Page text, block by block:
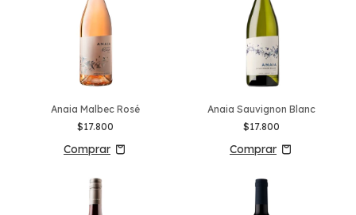
Anaia Malbec Rosé
$17.800
Anaia Sauvignon Blanc
$17.800